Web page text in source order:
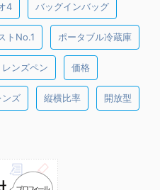
4 バッグインバッグ
トNo.1 ポータブル冷蔵庫
レンズペン 価格
ンズ 縦横比率 開放型